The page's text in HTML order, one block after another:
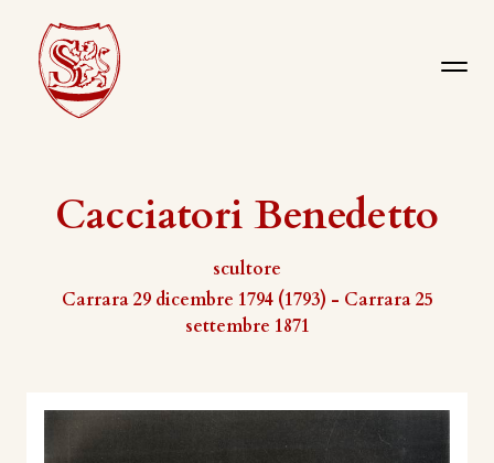
Cacciatori Benedetto
scultore
Carrara 29 dicembre 1794 (1793) - Carrara 25
settembre 1871